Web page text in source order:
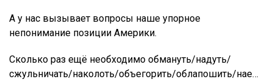
А у нас вызывает вопросы наше упорное
непонимание позиции Америки.
Сколько раз ещё необходимо обмануть/надуть/
сжульничать/наколоть/объегорить/облапошить/нае…